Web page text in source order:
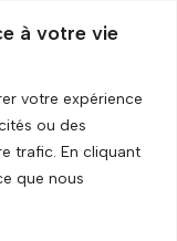
à votre vie
votre expérience
ou des
trafic. En cliquant
que nous